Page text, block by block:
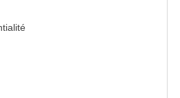
Ligne 100V 4-8 Ohm
(Ligne 100V 16 - 8 Ohm)